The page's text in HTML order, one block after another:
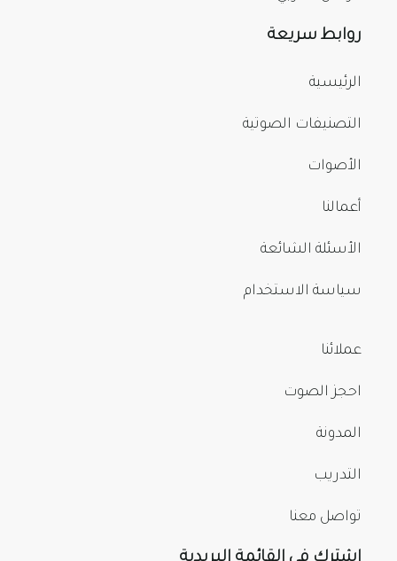
روابط سريعة
الرئيسية
التصنيفات الصوتية
الأصوات
أعمالنا
الأسئلة الشائعة
سياسة الاستخدام
عملائنا
احجز الصوت
المدونة
التدريب
تواصل معنا